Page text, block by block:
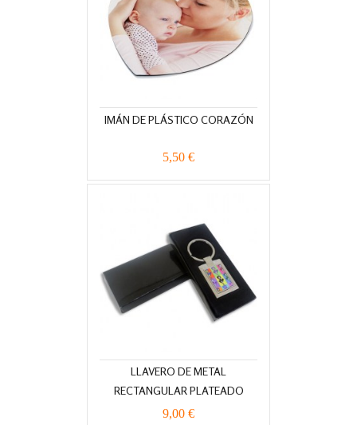
IMÁN DE PLÁSTICO CORAZÓN
5,50 €
LLAVERO DE METAL
RECTANGULAR PLATEADO
9,00 €